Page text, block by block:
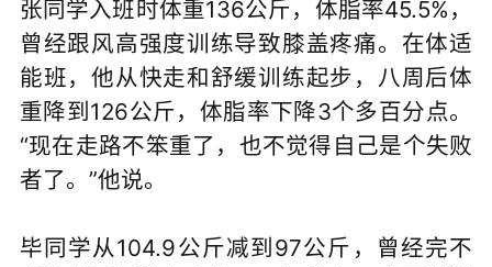
张同学入班时体重136公斤，体脂率45.5%，
曾经跟风高强度训练导致膝盖疼痛。在体适
能班，他从快走和舒缓训练起步，八周后体
重降到126公斤，体脂率下降3个多百分点。
“现在走路不笨重了，也不觉得自己是个失败
者了。”他说。
毕同学从104.9公斤减到97公斤，曾经完不